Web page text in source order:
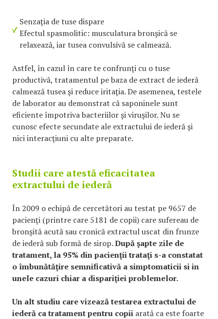
Senzaţia de tuse dispare
Efectul spasmolitic: musculatura bronşică se
relaxează, iar tusea convulsivă se calmează.
Astfel, în cazul în care te confrunţi cu o tuse
productivă, tratamentul pe baza de extract de iederă
calmează tusea şi reduce iritaţia. De asemenea, testele
de laborator au demonstrat că saponinele sunt
eficiente împotriva bacteriilor şi viruşilor. Nu se
cunosc efecte secundate ale extractului de iederă şi
nici interacţiuni cu alte preparate.
Studii care atestă eficacitatea
extractului de iederă
În 2009 o echipă de cercetători au testat pe 9657 de
pacienţi (printre care 5181 de copii) care sufereau de
bronşită acută sau cronică extractul uscat din frunze
de iederă sub formă de sirop.După şapte zile de
tratament, la 95% din pacienţii trataţi s-a constatat
o îmbunătăţire semnificativă a simptomaticii si in
unele cazuri chiar a dispariţiei problemelor.
Un alt studiu care vizează testarea extractului de
iederă ca tratament pentru copii arată ca este foarte